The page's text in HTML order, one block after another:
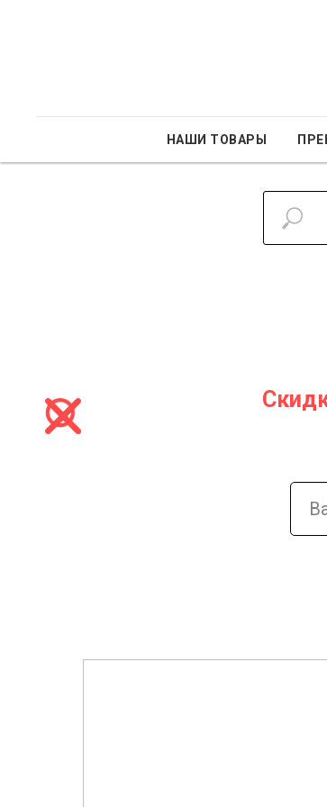
НАШИ ТОВАРЫ